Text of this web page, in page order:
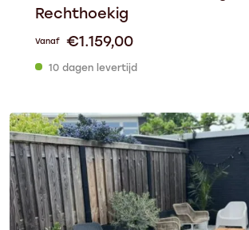
Rechthoekig
Vanaf €1.159,00
10 dagen levertijd